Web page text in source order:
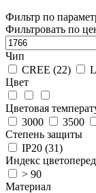
Фильтр по
Фильтровать по
Чип
CREE (22)
Цвет
Цветовая
3000
3500
Степень защиты
IP20 (31)
Индекс
> 90
Материал